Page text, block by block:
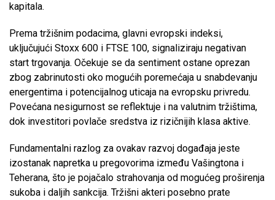
kapitala.
Prema tržišnim podacima, glavni evropski indeksi,
uključujući Stoxx 600 i FTSE 100, signaliziraju negativan
start trgovanja. Očekuje se da sentiment ostane oprezan
zbog zabrinutosti oko mogućih poremećaja u snabdevanju
energentima i potencijalnog uticaja na evropsku privredu.
Povećana nesigurnost se reflektuje i na valutnim tržištima,
dok investitori povlače sredstva iz rizičnijih klasa aktive.
Fundamentalni razlog za ovakav razvoj događaja jeste
izostanak napretka u pregovorima između Vašingtona i
Teherana, što je pojačalo strahovanja od mogućeg proširenja
sukoba i daljih sankcija. Tržišni akteri posebno prate